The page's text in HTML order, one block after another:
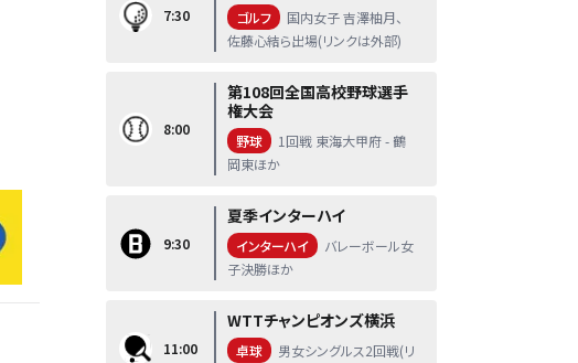
7:30 ゴルフ
国内女子 吉澤柚月、
佐藤心結ら出場(リンクは外部)
8:00
第108回全国高校野球選手
権大会
野球
1回戦 東海大甲府 - 鶴
岡東ほか
9:30
夏季インターハイ
インターハイ
バレーボール女
子決勝ほか
11:00
WTTチャンピオンズ横浜
卓球
男女シングルス2回戦(リ